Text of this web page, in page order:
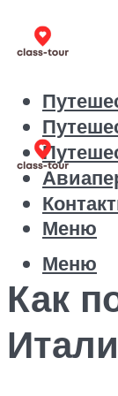
Меню
Меню
Как